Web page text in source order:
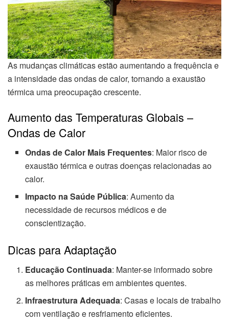
As mudanças climáticas estão aumentando a frequência e
a intensidade das ondas de calor, tornando a exaustão
térmica uma preocupação crescente.
Aumento das Temperaturas Globais –
Ondas de Calor
Ondas de Calor Mais Frequentes: Maior risco de
exaustão térmica e outras doenças relacionadas ao
calor.
Impacto na Saúde Pública: Aumento da
necessidade de recursos médicos e de
conscientização.
Dicas para Adaptação
Educação Continuada: Manter-se informado sobre
as melhores práticas em ambientes quentes.
Infraestrutura Adequada: Casas e locais de trabalho
com ventilação e resfriamento eficientes.